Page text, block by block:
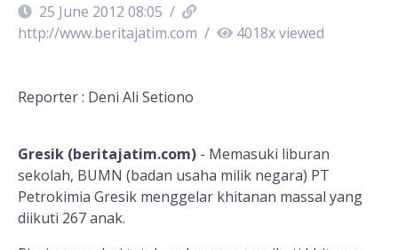
25 June 2012 08:05 /
http://www.beritajatim.com / 4018x viewed
Reporter : Deni Ali Setiono
Gresik (beritajatim.com) - Memasuki liburan
sekolah, BUMN (badan usaha milik negara) PT
Petrokimia Gresik menggelar khitanan massal yang
diikuti 267 anak.